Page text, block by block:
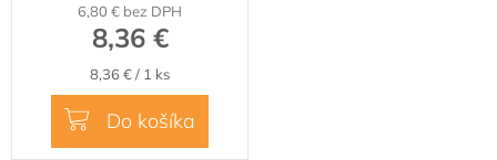
6,80 € bez DPH
8,36 €
Jednotková
cena:
8,36 € / 1 ks
Do košíka